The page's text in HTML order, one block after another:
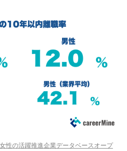
女性の活躍推進企業データベースオープ